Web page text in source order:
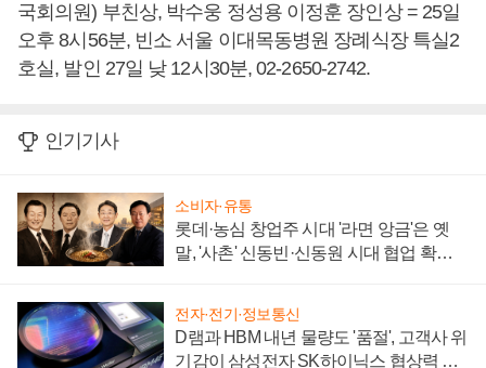
국회의원) 부친상, 박수웅 정성용 이정훈 장인상 = 25일
오후 8시56분, 빈소 서울 이대목동병원 장례식장 특실2
호실, 발인 27일 낮 12시30분, 02-2650-2742.
인기기사
소비자·유통
롯데·농심 창업주 시대 '라면 앙금'은 옛
말, '사촌' 신동빈·신동원 시대 협업 확대
전자·전기·정보통신
D램과 HBM 내년 물량도 '품절', 고객사 위
기감이 삼성전자 SK하이닉스 협상력 더